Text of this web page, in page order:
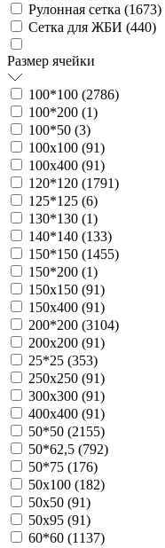
Рулонная сетка (1673)
Сетка для ЖБИ (440)
Размер ячейки
100*100 (2786)
100*200 (1)
100*50 (3)
100х100 (91)
100х400 (91)
120*120 (1791)
125*125 (6)
130*130 (1)
140*140 (133)
150*150 (1455)
150*200 (1)
150х150 (91)
150х400 (91)
200*200 (3104)
200х200 (91)
25*25 (353)
250х250 (91)
300х300 (91)
400х400 (91)
50*50 (2155)
50*62,5 (792)
50*75 (176)
50х100 (182)
50х50 (91)
50х95 (91)
60*60 (1137)